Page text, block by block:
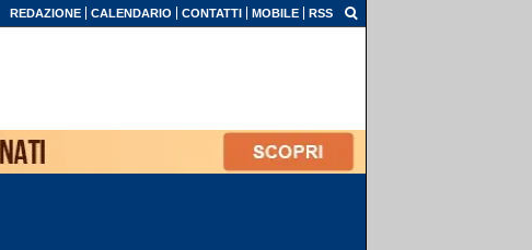
REDAZIONE CALENDARIO CONTATTI MOBILE RSS